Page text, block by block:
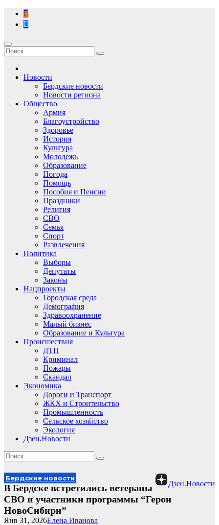
Перейти
содержимому
Новости
Бердские новости
Новости региона
Общество
Армия
Благоустройство
Здоровье
История
Культура
Молодежь
Образование
Погода
Помощь
Пособия и Пенсии
Праздники
Религия
СВО
Семья
Спорт
Развлечения
Политика
Выборы
Депутаты
Законы
Нацпроекты
Городская среда
Демография
Здравоохранение
Малый бизнес
Образование и Культура
Происшествия
ДТП
Криминал
Пожары
Скандал
Экономика
Дороги и Транспорт
ЖКХ и Строительство
Промышленность
Сельское хозяйство
Экология
Дзен.Новости
Дзен.Новости
Бердские новости
В Бердске встретились ветераны
СВО и участники программы “Герои
НовоСибири”
Елена Иванова
Янв 31, 2026